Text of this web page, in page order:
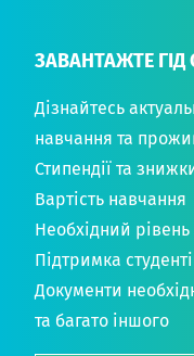
ЗАВАНТАЖТЕ
Дізнайтесь
навчання та
Стипендії та
Вартість навчання
Необхідний
Підтримка
Документи
та багато іншого